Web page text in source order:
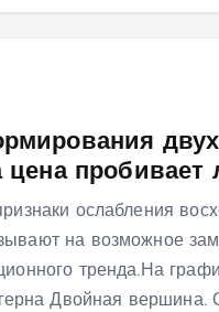
цена
ослабления
на возможное
тренда.На
Двойная